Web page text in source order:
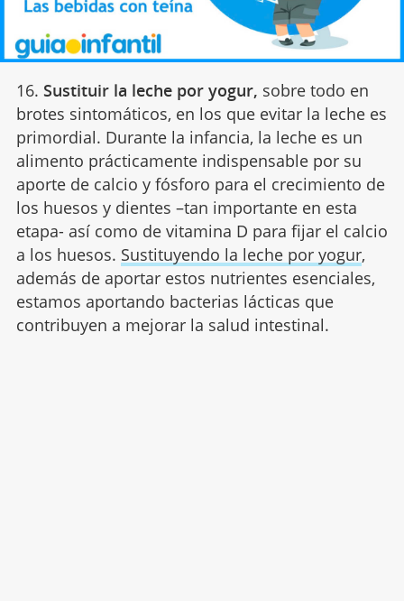
16. Sustituir la leche por yogur, sobre todo en
brotes sintomáticos, en los que evitar la leche es
primordial. Durante la infancia, la leche es un
alimento prácticamente indispensable por su
aporte de calcio y fósforo para el crecimiento de
los huesos y dientes –tan importante en esta
etapa- así como de vitamina D para fijar el calcio
a los huesos. Sustituyendo la leche por yogur,
además de aportar estos nutrientes esenciales,
estamos aportando bacterias lácticas que
contribuyen a mejorar la salud intestinal.